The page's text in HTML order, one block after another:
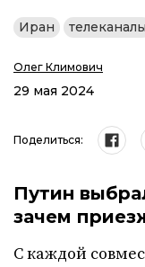
Иран телеканалы
Олег Климович
29 мая 2024
Поделиться:
Путин
зачем
С каждой